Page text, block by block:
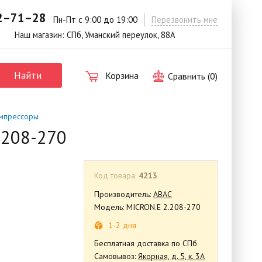
Пн-Пт с 9:00 до 19:00
Перезвонить мне
Наш магазин: СПб, Уманский переулок, 88А
Найти Корзина Сравнить (0)
270
Код товара: 4213
Производитель: ABAC
Модель: MICRON.E 2.208-270
1-2 дня
Бесплатная доставка по СПб
Самовывоз: Якорная, д. 5, к. 3А